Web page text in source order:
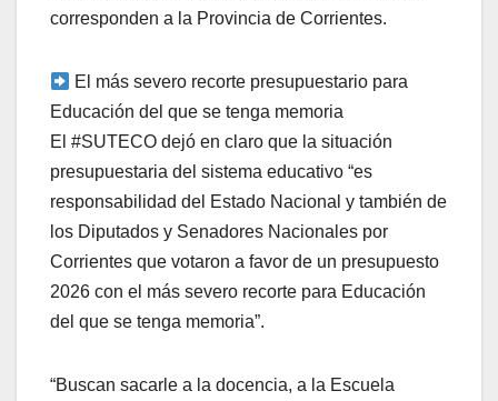
corresponden a la Provincia de Corrientes.
El más severo recorte presupuestario para
Educación del que se tenga memoria
El #SUTECO dejó en claro que la situación
presupuestaria del sistema educativo “es
responsabilidad del Estado Nacional y también de
los Diputados y Senadores Nacionales por
Corrientes que votaron a favor de un presupuesto
2026 con el más severo recorte para Educación
del que se tenga memoria”.
“Buscan sacarle a la docencia, a la Escuela